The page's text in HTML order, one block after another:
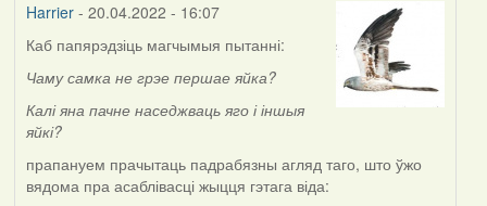
Harrier- 20.04.2022 - 16:07
Каб папярэдзіць магчымыя пытанні:
Чаму самка не грэе першае яйка?
Калі яна пачне наседжваць яго і іншыя
яйкі?
прапануем прачытаць падрабязны агляд таго, што ўжо
вядома пра асаблівасці жыцця гэтага віда: